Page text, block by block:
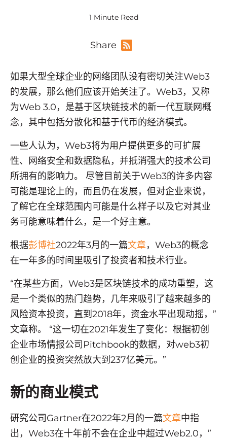
1 Minute Read
Share
如果大型全球企业的网络团队没有密切关注Web3
的发展，那么他们应该开始关注了。Web3，又称
为Web 3.0，是基于区块链技术的新一代互联网概
念，其中包括分散化和基于代币的经济模式。
一些人认为，Web3将为用户提供更多的可扩展
性、网络安全和数据隐私，并抵消强大的技术公司
所拥有的影响力。 尽管目前关于Web3的许多内容
可能是理论上的，而且仍在发展，但对企业来说，
了解它在全球范围内可能是什么样子以及它对其业
务可能意味着什么，是一个好主意。
根据彭博社2022年3月的一篇文章，Web3的概念
在一年多的时间里吸引了投资者和技术行业。
“在某些方面，Web3是区块链技术的成功重塑，这
是一个类似的热门趋势，几年来吸引了越来越多的
风险资本投资，直到2018年，资金水平出现动摇，”
文章称。 “这一切在2021年发生了变化：根据初创
企业市场情报公司Pitchbook的数据，对web3初
创企业的投资突然放大到237亿美元。”
新的商业模式
研究公司Gartner在2022年2月的一篇文章中指
出，Web3在十年前不会在企业中超过Web2.0，”